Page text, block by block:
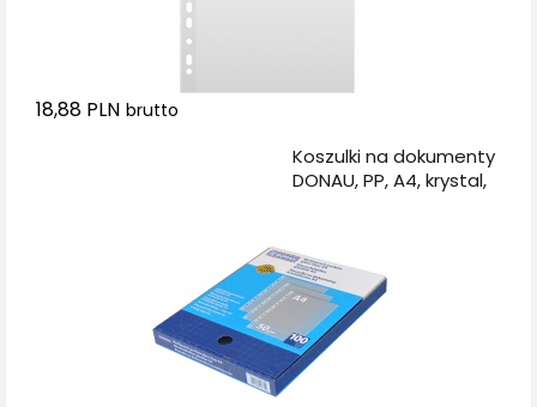
18,88 PLN brutto
Koszulki na dokumenty
DONAU, PP, A4, krystal,